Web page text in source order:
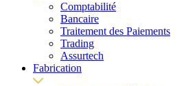
Comptabilité
Bancaire
Traitement des Paiements
Trading
Assurtech
Fabrication